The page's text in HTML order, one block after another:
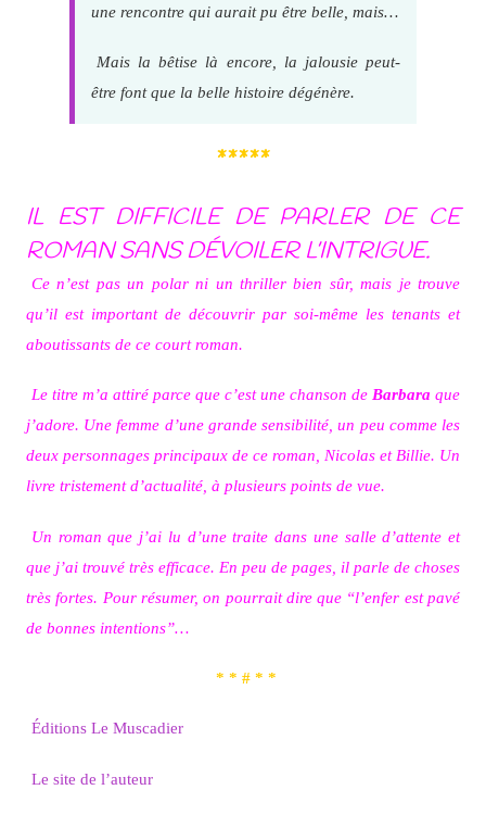
une rencontre qui aurait pu être belle, mais…
Mais la bêtise là encore, la jalousie peut-
être font que la belle histoire dégénère.
*****
IL EST DIFFICILE DE PARLER DE CE
ROMAN SANS DÉVOILER L’INTRIGUE.
Ce n’est pas un polar ni un thriller bien sûr, mais je trouve
qu’il est important de découvrir par soi-même les tenants et
aboutissants de ce court roman.
Le titre m’a attiré parce que c’est une chanson de Barbara que
j’adore. Une femme d’une grande sensibilité, un peu comme les
deux personnages principaux de ce roman, Nicolas et Billie. Un
livre tristement d’actualité, à plusieurs points de vue.
Un roman que j’ai lu d’une traite dans une salle d’attente et
que j’ai trouvé très efficace. En peu de pages, il parle de choses
très fortes. Pour résumer, on pourrait dire que “l’enfer est pavé
de bonnes intentions”…
* * # * *
Éditions Le Muscadier
Le site de l’auteur